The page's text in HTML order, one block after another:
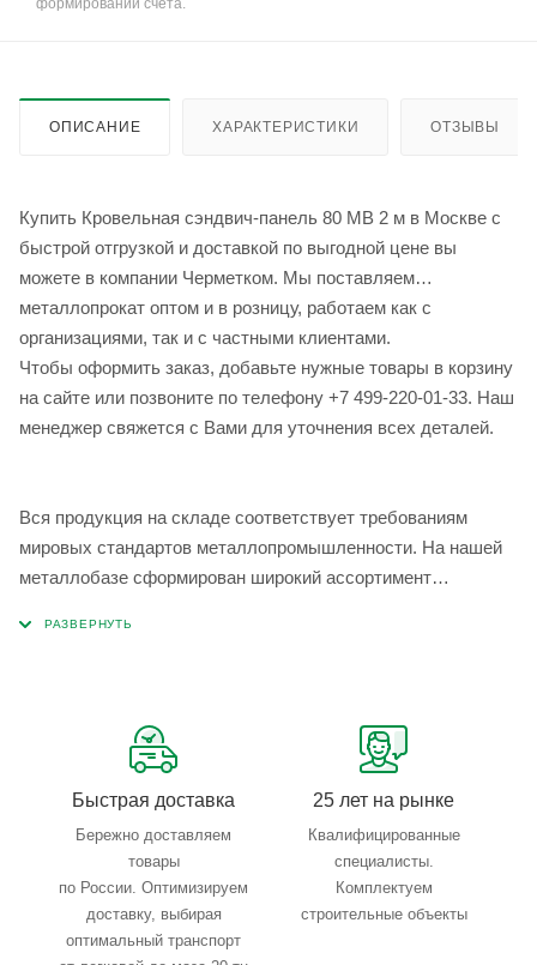
формировании счёта.
ОПИСАНИЕ ХАРАКТЕРИСТИКИ ОТЗЫВЫ
Купить Кровельная сэндвич-панель 80 МВ 2 м в Москве с
быстрой отгрузкой и доставкой по выгодной цене вы
можете в компании Черметком. Мы поставляем
металлопрокат оптом и в розницу, работаем как с
организациями, так и с частными клиентами.
Чтобы оформить заказ, добавьте нужные товары в корзину
на сайте или позвоните по телефону +7 499-220-01-33. Наш
менеджер свяжется с Вами для уточнения всех деталей.
Вся продукция на складе соответствует требованиям
мировых стандартов металлопромышленности. На нашей
металлобазе сформирован широкий ассортимент
Быстрая доставка
Бережно доставляем
товары
по России. Оптимизируем
доставку, выбирая
оптимальный транспорт
25 лет на рынке
Квалифицированные
специалисты.
Комплектуем
строительные объекты